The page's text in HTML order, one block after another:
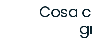
Cosa